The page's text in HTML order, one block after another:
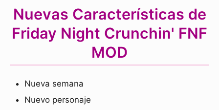
Nuevas Características de
Friday Night Crunchin' FNF
MOD
Nueva semana
Nuevo personaje